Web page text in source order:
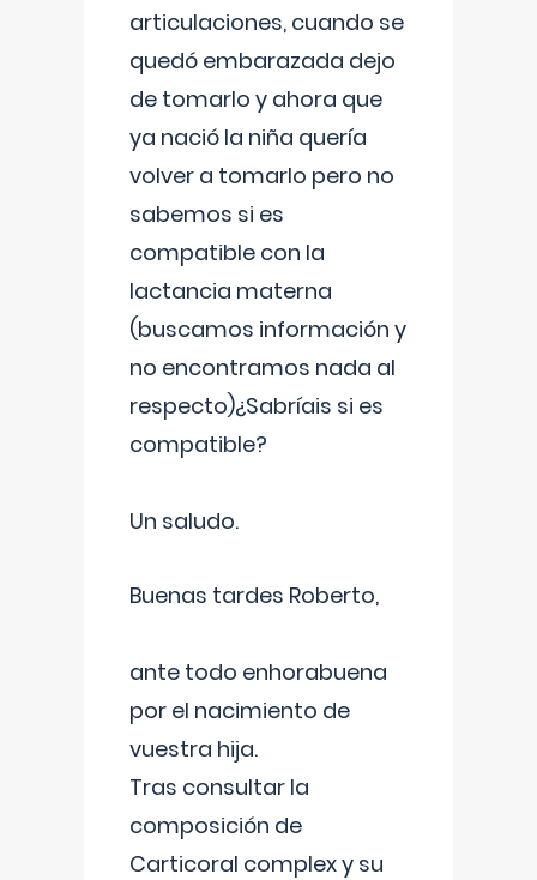
articulaciones, cuando se
quedó embarazada dejo
de tomarlo y ahora que
ya nació la niña quería
volver a tomarlo pero no
sabemos si es
compatible con la
lactancia materna
(buscamos información y
no encontramos nada al
respecto)¿Sabríais si es
compatible?
Un saludo.
Buenas tardes Roberto,
ante todo enhorabuena
por el nacimiento de
vuestra hija.
Tras consultar la
composición de
Carticoral complex y su